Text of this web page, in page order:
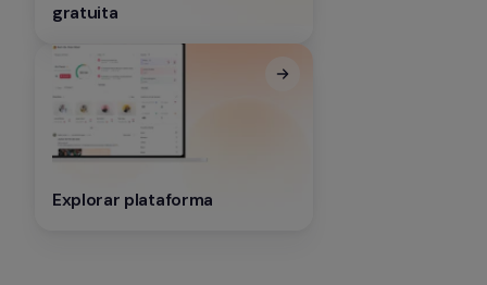
gratuita
Explorar plataforma